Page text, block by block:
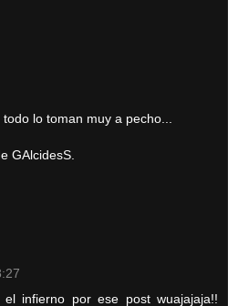
lo toman muy a pecho...
GAlcidesS.
infierno por ese post wuajajaja!!